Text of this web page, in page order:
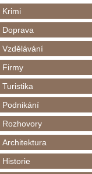
Krimi
Doprava
Vzdělávání
Firmy
Turistika
Podnikání
Rozhovory
Architektura
Historie